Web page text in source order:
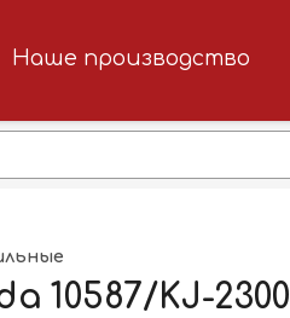
Наше производство
10587/KJ-2300